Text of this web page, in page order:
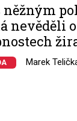
něžným
nevěděli
Marek